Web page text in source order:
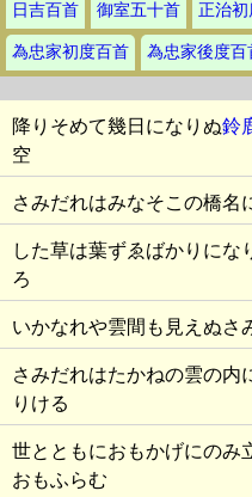
日吉百首 御室五十首 正治
為忠家初度百首
為忠家後度百
降りそめて幾日になりぬ鈴
空
さみだれはみなそこの橋名
した草は葉ずゑばかりにな
ろ
いかなれや雲間も見えぬさ
さみだれはたかねの雲の内
りける
世とともにおもかげにのみ
おもふらむ